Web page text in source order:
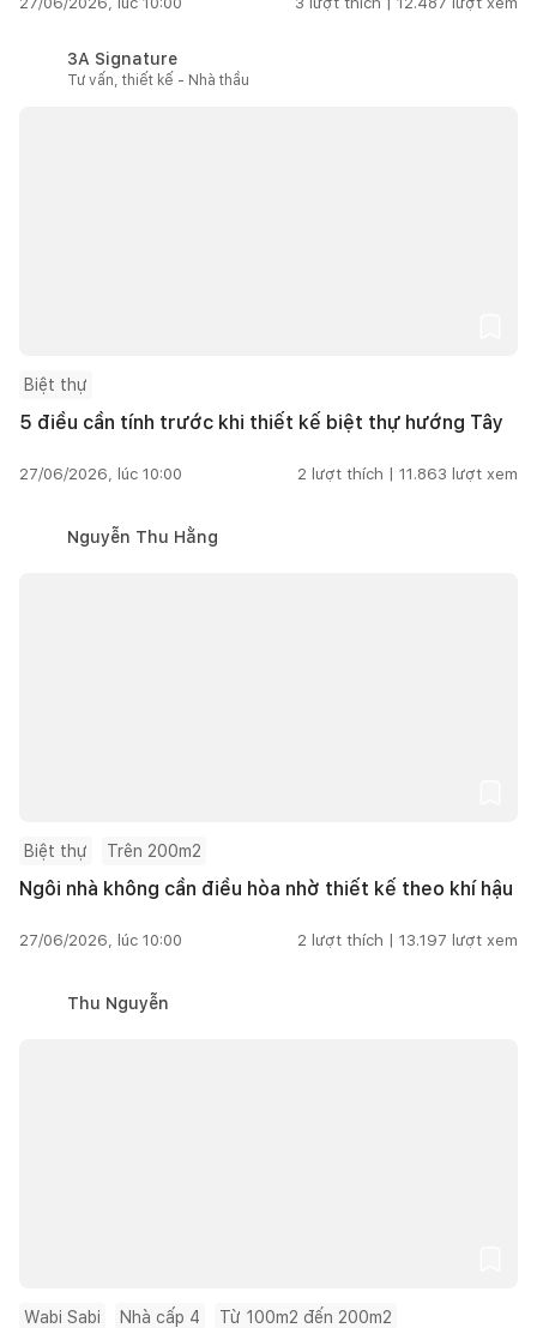
3A Signature
Tư vấn, thiết kế - Nhà thầu
Biệt thự
5 điều cần tính trước khi thiết kế biệt thự hướng Tây
27/06/2026, lúc 10:00 2 lượt thích | 11.863 lượt xem
Nguyễn Thu Hằng
Biệt thự Trên 200m2
Ngôi nhà không cần điều hòa nhờ thiết kế theo khí hậu
27/06/2026, lúc 10:00 2 lượt thích | 13.197 lượt xem
Thu Nguyễn
Wabi Sabi Nhà cấp 4 Từ 100m2 đến 200m2